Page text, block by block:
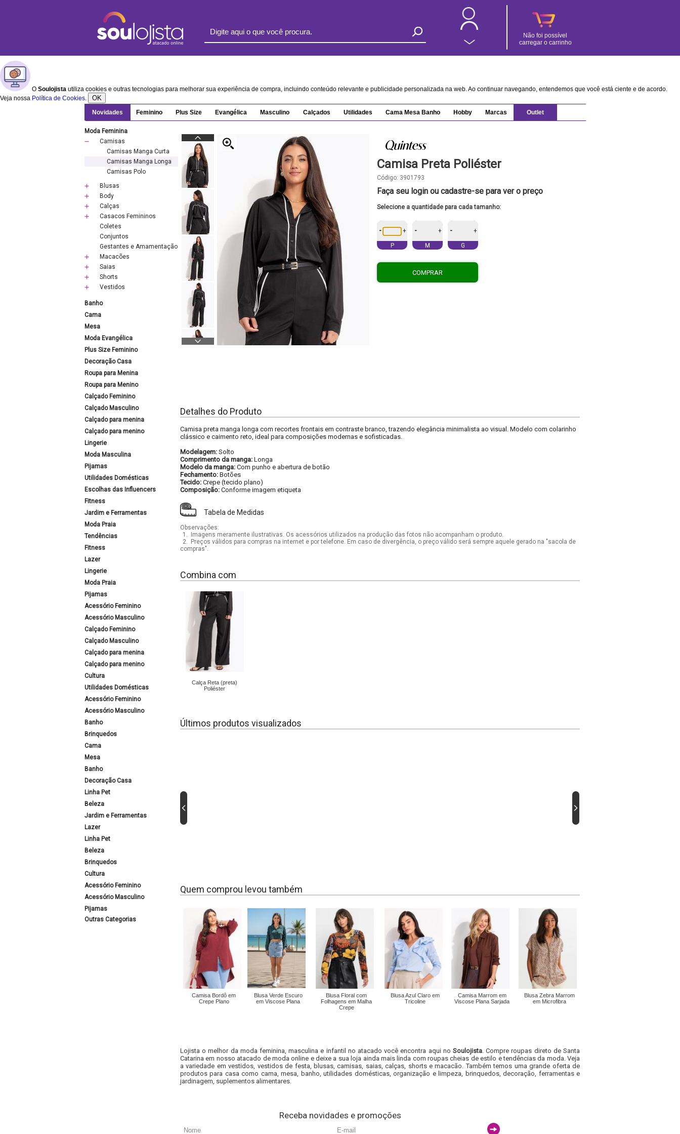
Não foi possível
carregar o carrinho
O Soulojista utiliza cookies e outras tecnologias para melhorar sua experiência de compra, incluindo conteúdo relevante e publicidade personalizada na web. Ao continuar navegando, entendemos que você está ciente e de acordo.
Veja nossa Política de Cookies. OK
Novidades Feminino Plus Size Evangélica Masculino Calçados Utilidades Cama Mesa Banho Hobby Marcas Outlet
Moda Feminina
Camisas
Camisas Manga Curta
Camisas Manga Longa
Camisas Polo
Blusas
Body
Calças
Casacos Femininos
Coletes
Conjuntos
Gestantes e Amamentação
Macacões
Saias
Shorts
Vestidos
Banho
Cama
Mesa
Moda Evangélica
Plus Size Feminino
Decoração Casa
Roupa para Menina
Roupa para Menino
Calçado Feminino
Calçado Masculino
Calçado para menina
Calçado para menino
Lingerie
Moda Masculina
Pijamas
Utilidades Domésticas
Escolhas das Influencers
Fitness
Jardim e Ferramentas
Moda Praia
Tendências
Fitness
Lazer
Lingerie
Moda Praia
Pijamas
Acessório Feminino
Acessório Masculino
Calçado Feminino
Calçado Masculino
Calçado para menina
Calçado para menino
Cultura
Utilidades Domésticas
Acessório Feminino
Acessório Masculino
Banho
Brinquedos
Cama
Mesa
Banho
Decoração Casa
Linha Pet
Beleza
Jardim e Ferramentas
Lazer
Linha Pet
Beleza
Brinquedos
Cultura
Acessório Feminino
Acessório Masculino
Pijamas
Outras Categorias
Camisa Preta Poliéster
Código: 3901793
Faça seu login ou cadastre-se para ver o preço
Selecione a quantidade para cada tamanho:
- +
P
- +
M
- +
G
COMPRAR
Detalhes do Produto
Camisa preta manga longa com recortes frontais em contraste branco, trazendo elegância minimalista ao visual. Modelo com colarinho
clássico e caimento reto, ideal para composições modernas e sofisticadas.
Modelagem: Solto
Comprimento da manga: Longa
Modelo da manga: Com punho e abertura de botão
Fechamento: Botões
Tecido: Crepe (tecido plano)
Composição: Conforme imagem etiqueta
Tabela de Medidas
Observações:
1.
Imagens meramente ilustrativas. Os acessórios utilizados na produção das fotos não acompanham o produto.
2.
Preços válidos para compras na internet e por telefone. Em caso de divergência, o preço válido será sempre aquele gerado na "sacola de
compras".
Combina com
Calça Reta (preta)
Poliéster
Últimos produtos visualizados
Quem comprou levou também
Camisa Bordô em
Crepe Plano
Blusa Verde Escuro
em Viscose Plana
Blusa Floral com
Folhagens em Malha
Crepe
Blusa Azul Claro em
Tricoline
Camisa Marrom em
Viscose Plana Sarjada
Blusa Zebra Marrom
em Microfibra
Lojista o melhor da moda feminina, masculina e infantil no atacado você encontra aqui no Soulojista. Compre roupas direto de Santa
Catarina em nosso atacado de moda online e deixe a sua loja ainda mais linda com roupas cheias de estilo e tendências da moda. Veja
a variedade em vestidos, vestidos de festa, blusas, camisas, saias, calças, shorts e macacão. Também temos uma grande oferta de
produtos para casa como cama, mesa, banho, utilidades domésticas, organização e limpeza, brinquedos, decoração, ferramentas e
jardinagem, suplementos alimentares.
Receba novidades e promoções